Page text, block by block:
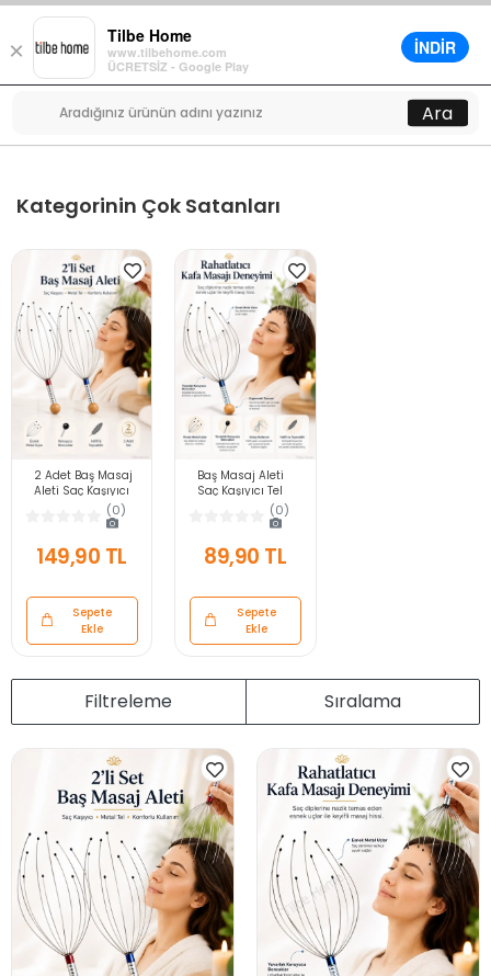
×
Tilbe Home
www.tilbehome.com
ÜCRETSİZ - Google Play
İNDİR
Menü
0
Ara
Kategorinin Çok Satanları
2 Adet Baş Masaj
Aleti Saç Kaşıyıcı
Tel Kafa Masaj
Tarağı Rahatlatıcı
Masaj Aparatı
(0)
149,90 TL
Sepete
Ekle
Baş Masaj Aleti
Saç Kaşıyıcı Tel
Kafa Masaj Tarağı
Rahatlatıcı Saç
Masaj Aparatı
(0)
89,90 TL
Sepete
Ekle
Filtreleme Sıralama